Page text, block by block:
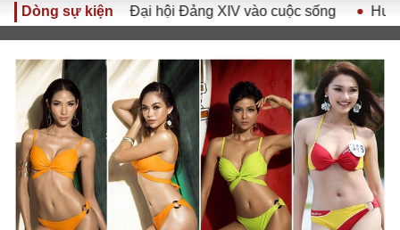
Dòng sự kiện
hội Đảng XIV vào cuộc sống Hướng tới Đại hội đại